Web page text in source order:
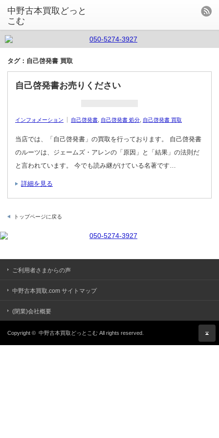
中野古本買取どっと
こむ
タグ：自己啓発書 買取
自己啓発書お売りください
インフォメーション 自己啓発書, 自己啓発書 処分, 自己啓発書 買取
当店では、「自己啓発書」の買取を行っております。 自己啓発書
のルーツは、ジェームズ・アレンの「原因」と「結果」の法則だ
と言われています。 今でも読み継がけている名著です…
詳細を見る
トップページに戻る
ご利用者さまからの声
中野古本買取.com サイトマップ
(閉業)会社概要
Copyright © 中野古本買取どっとこむ All rights reserved.